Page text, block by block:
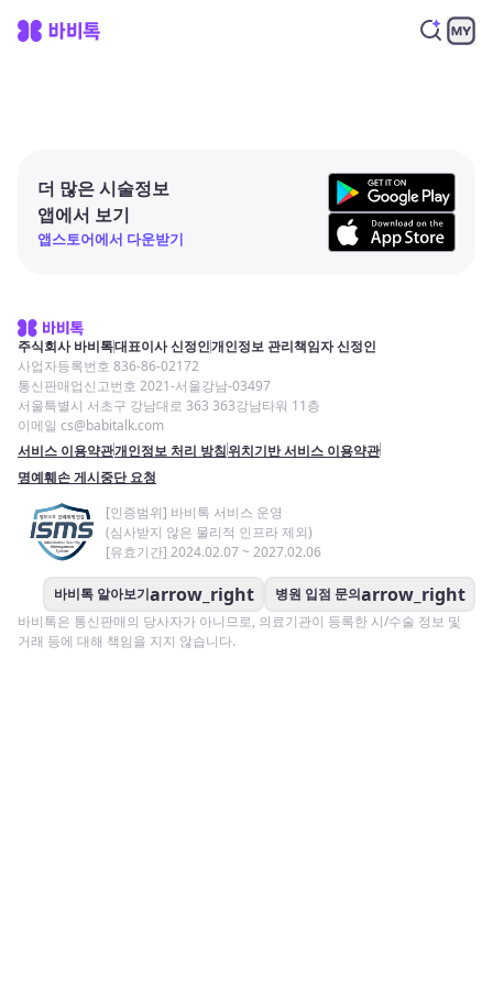
더 많은 시술정보
앱에서 보기
앱스토어에서 다운받기
주식회사 바비톡대표이사 신정인개인정보 관리책임자 신정인
사업자등록번호 836-86-02172
통신판매업신고번호 2021-서울강남-03497
서울특별시 서초구 강남대로 363 363강남타워 11층
이메일 cs@babitalk.com
서비스 이용약관개인정보 처리 방침위치기반 서비스 이용약관
명예훼손 게시중단 요청
[인증범위] 바비톡 서비스 운영
(심사받지 않은 물리적 인프라 제외)
[유효기간] 2024.02.07 ~ 2027.02.06
바비톡 알아보기arrow_right 병원 입점 문의arrow_right
바비톡은 통신판매의 당사자가 아니므로, 의료기관이 등록한 시/수술 정보 및
거래 등에 대해 책임을 지지 않습니다.